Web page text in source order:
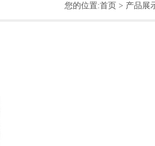
您的位置:首页 > 产品展